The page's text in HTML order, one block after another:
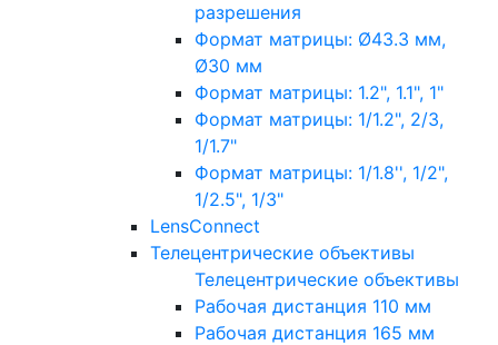
разрешения
Формат матрицы: Ø43.3 мм,
Ø30 мм
Формат матрицы: 1.2", 1.1", 1"
Формат матрицы: 1/1.2", 2/3,
1/1.7"
Формат матрицы: 1/1.8'', 1/2",
1/2.5", 1/3"
LensConnect
Телецентрические объективы
Телецентрические объективы
Рабочая дистанция 110 мм
Рабочая дистанция 165 мм